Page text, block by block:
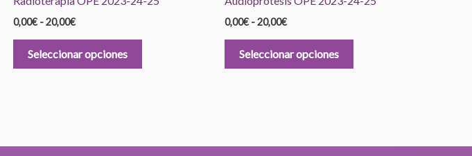
0,00€ -20,00€
Seleccionar opciones
producto
0,00€ -20,00€
Seleccionar opciones
producto